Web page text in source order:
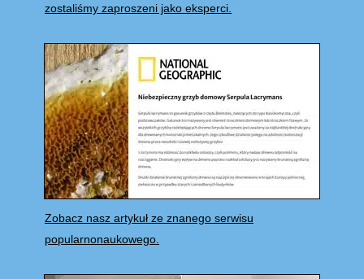
zostaliśmy zaproszeni jako eksperci.
Zobacz nasz artykuł ze znanego serwisu
popularnonaukowego.